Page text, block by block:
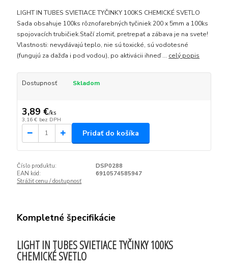
LIGHT IN TUBES SVIETIACE TYČINKY 100KS CHEMICKÉ SVETLO
Sada obsahuje 100ks rôznofarebných tyčiniek 200 x 5mm a 100ks
spojovacích trubičiek.Stačí zlomiť, pretrepať a zábava je na svete!
Vlastnosti: nevydávajú teplo, nie sú toxické, sú vodotesné
(fungujú za dažďa i pod vodou), po aktivácii ihneď ... celý popis
Dostupnosť Skladom
3,89 €/ks
3,16 € bez DPH
Pridať do košíka
Číslo produktu:
DSP0288
EAN kód:
6910574585947
Strážiť cenu / dostupnosť
Kompletné špecifikácie
LIGHT IN TUBES SVIETIACE TYČINKY 100KS
CHEMICKÉ SVETLO